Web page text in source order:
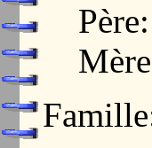
Père: